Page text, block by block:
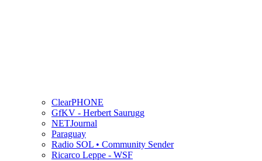
ClearPHONE
GfKV - Herbert Saurugg
NETJournal
Paraguay
Radio SOL • Community Sender
Ricarco Leppe - WSF